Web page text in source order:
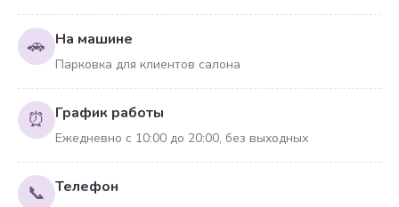
🚗 На машине
Парковка для клиентов салона
⏰ График работы
Ежедневно с 10:00 до 20:00, без выходных
📞 Телефон